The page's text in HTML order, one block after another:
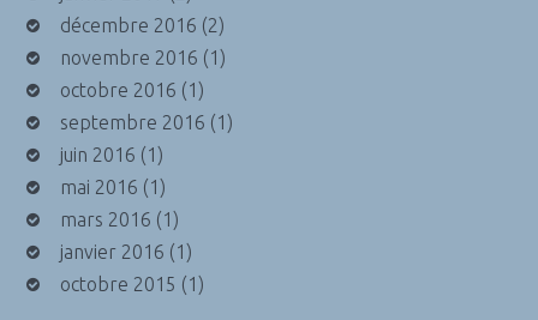
décembre 2016 (2)
novembre 2016 (1)
octobre 2016 (1)
septembre 2016 (1)
juin 2016 (1)
mai 2016 (1)
mars 2016 (1)
janvier 2016 (1)
octobre 2015 (1)